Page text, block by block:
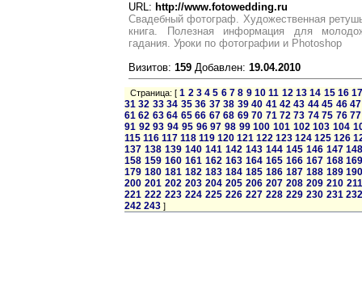
URL: http://www.fotowedding.ru
Свадебный фотограф. Художественная
книга. Полезная информация для
гадания. Уроки по фотографии и Photoshop
Визитов: 159 Добавлен: 19.04.2010
Страница: [1 2 3 4 5 6 7 8 9 10 11 12 13 14 15 16
31 32 33 34 35 36 37 38 39 40 41 42 43 44 45 46 47
61 62 63 64 65 66 67 68 69 70 71 72 73 74 75 76 77
91 92 93 94 95 96 97 98 99 100 101 102 103 104
115 116 117 118 119 120 121 122 123 124 125 126
137 138 139 140 141 142 143 144 145 146 147
158 159 160 161 162 163 164 165 166 167 168
179 180 181 182 183 184 185 186 187 188 189
200 201 202 203 204 205 206 207 208 209 210 211
221 222 223 224 225 226 227 228 229 230 231
242 243 ]